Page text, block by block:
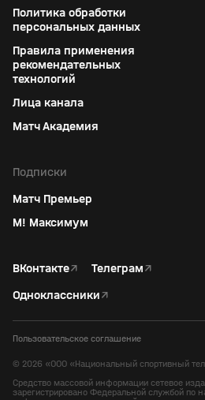
Политика обработки
персональных данных
Правила применения
рекомендательных
технологий
Лица канала
Матч Академия
Подписки
Матч Премьер
М! Максимум
ВКонтакте↗ Телеграм↗
Одноклассники↗
Пользовательское соглашение
© 2026 «ООО «Национальный спортивный
Средство массовой информации сетевое
зарегистрировано Федеральной службой по